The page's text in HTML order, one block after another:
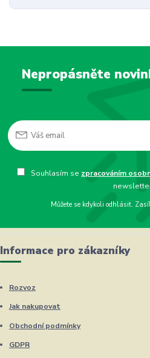
Nepropásněte
Souhlasím se zpracováním
Můžete se kdykoli odhlásit.
Informace pro zákazníky
Rozvoz
Jak nakupovat
Obchodní podmínky
GDPR